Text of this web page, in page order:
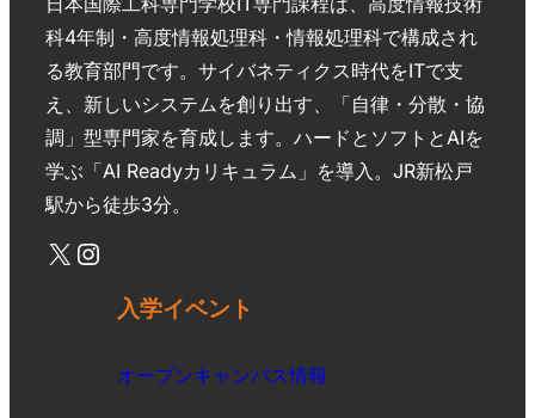
科4年制・高度情報処理科・情報処理科で構成され
る教育部門です。サイバネティクス時代をITで支
え、新しいシステムを創り出す、「自律・分散・協
調」型専門家を育成します。ハードとソフトとAIを
学ぶ「AI Readyカリキュラム」を導入。JR新松戸
駅から徒歩3分。
入学イベント
オープンキャンパス情報